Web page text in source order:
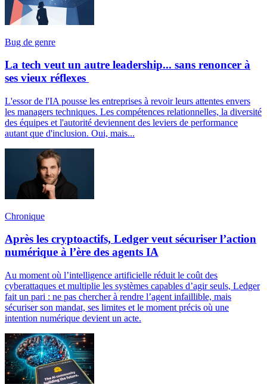
Bug de genre
La tech veut un autre leadership... sans renoncer à
ses vieux réflexes
L'essor de l'IA pousse les entreprises à revoir leurs attentes envers
les managers techniques. Les compétences relationnelles, la diversité
des équipes et l'autorité deviennent des leviers de performance
autant que d'inclusion. Oui, mais...
Chronique
Après les cryptoactifs, Ledger veut sécuriser l’action
numérique à l’ère des agents IA
Au moment où l’intelligence artificielle réduit le coût des
cyberattaques et multiplie les systèmes capables d’agir seuls, Ledger
fait un pari : ne pas chercher à rendre l’agent infaillible, mais
sécuriser son mandat, ses limites et le moment précis où une
intention numérique devient un acte.